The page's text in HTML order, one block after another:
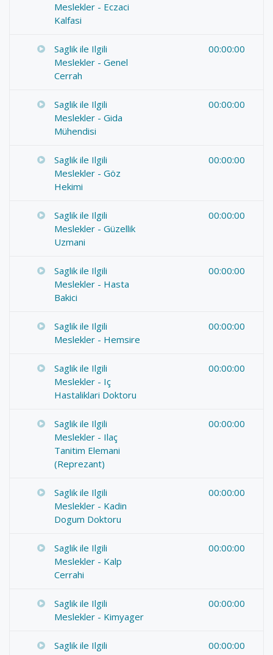
Meslekler - Eczaci
Kalfasi
Saglik ile Ilgili
Meslekler - Genel
Cerrah
00:00:00
Saglik ile Ilgili
Meslekler - Gida
Mühendisi
00:00:00
Saglik ile Ilgili
Meslekler - Göz
Hekimi
00:00:00
Saglik ile Ilgili
Meslekler - Güzellik
Uzmani
00:00:00
Saglik ile Ilgili
Meslekler - Hasta
Bakici
00:00:00
Saglik ile Ilgili
Meslekler - Hemsire
00:00:00
Saglik ile Ilgili
Meslekler - Iç
Hastaliklari Doktoru
00:00:00
Saglik ile Ilgili
Meslekler - Ilaç
Tanitim Elemani
(Reprezant)
00:00:00
Saglik ile Ilgili
Meslekler - Kadin
Dogum Doktoru
00:00:00
Saglik ile Ilgili
Meslekler - Kalp
Cerrahi
00:00:00
Saglik ile Ilgili
Meslekler - Kimyager
00:00:00
Saglik ile Ilgili
00:00:00